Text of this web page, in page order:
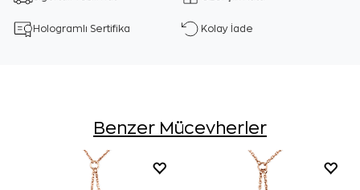
Hologramlı Sertifika Kolay İade
Benzer Mücevherler